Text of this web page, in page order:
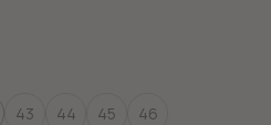
43 44 45 46